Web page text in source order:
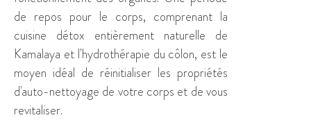
de repos pour le corps, comprenant la
cuisine détox entièrement naturelle de
Kamalaya et l'hydrothérapie du côlon, est le
moyen idéal de réinitialiser les propriétés
d'auto-nettoyage de votre corps et de vous
revitaliser.